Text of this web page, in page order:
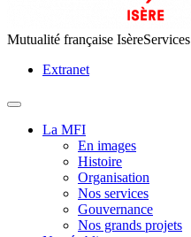
Mutualité française Isère
Extranet
MENU
PRINCIPAL
La MFI
En images
Histoire
Organisation
Nos services
Gouvernance
Nos grands projets